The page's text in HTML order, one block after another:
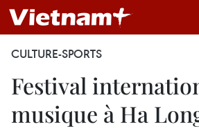
CULTURE-SPORTS
Festival
musique à Ha